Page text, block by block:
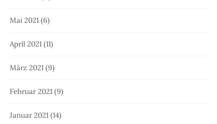
Mai 2021 (6)
April 2021 (11)
März 2021 (9)
Februar 2021 (9)
Januar 2021 (14)